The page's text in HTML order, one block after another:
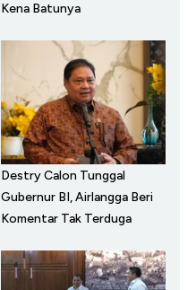
Kena Batunya
Destry Calon Tunggal
Gubernur BI, Airlangga Beri
Komentar Tak Terduga